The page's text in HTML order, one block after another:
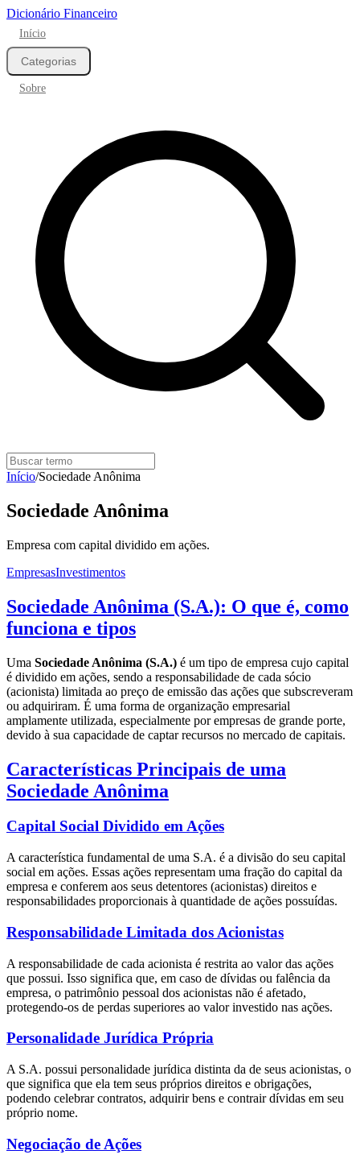
Dicionário Financeiro
Início
Categorias
Sobre
Início/Sociedade Anônima
Sociedade Anônima
Empresa com capital dividido em ações.
EmpresasInvestimentos
Sociedade Anônima (S.A.): O que é, como
funciona e tipos
Uma Sociedade Anônima (S.A.) é um tipo de empresa cujo capital
é dividido em ações, sendo a responsabilidade de cada sócio
(acionista) limitada ao preço de emissão das ações que subscreveram
ou adquiriram. É uma forma de organização empresarial
amplamente utilizada, especialmente por empresas de grande porte,
devido à sua capacidade de captar recursos no mercado de capitais.
Características Principais de uma
Sociedade Anônima
Capital Social Dividido em Ações
A característica fundamental de uma S.A. é a divisão do seu capital
social em ações. Essas ações representam uma fração do capital da
empresa e conferem aos seus detentores (acionistas) direitos e
responsabilidades proporcionais à quantidade de ações possuídas.
Responsabilidade Limitada dos Acionistas
A responsabilidade de cada acionista é restrita ao valor das ações
que possui. Isso significa que, em caso de dívidas ou falência da
empresa, o patrimônio pessoal dos acionistas não é afetado,
protegendo-os de perdas superiores ao valor investido nas ações.
Personalidade Jurídica Própria
A S.A. possui personalidade jurídica distinta da de seus acionistas, o
que significa que ela tem seus próprios direitos e obrigações,
podendo celebrar contratos, adquirir bens e contrair dívidas em seu
próprio nome.
Negociação de Ações